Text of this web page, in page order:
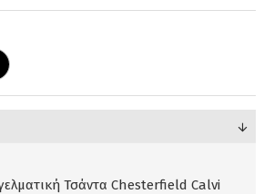
Τσάντα Chesterfield Calvi